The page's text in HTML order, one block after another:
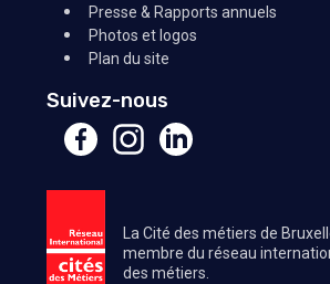
Presse & Rapports annuels
Photos et logos
Plan du site
Suivez-nous
La Cité des métiers de
membre du réseau
des métiers.